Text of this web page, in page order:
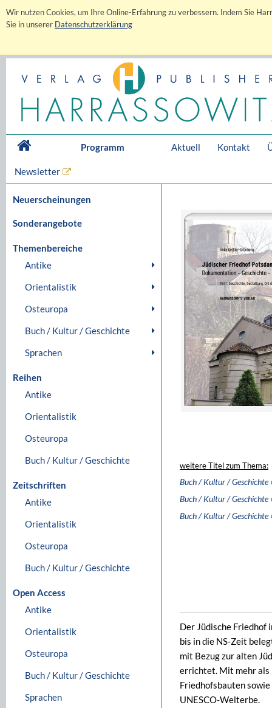
Wir nutzen Cookies, um Ihre Online-Erfahrung zu verbessern. Indem Sie
Sie in unserer Datenschutzerklärung
Programm Aktuell Kontakt
Newsletter
Neuerscheinungen
Sonderangebote
Themenbereiche
Antike
Orientalistik
Osteuropa
Buch / Kultur / Geschichte
Sprachen
Reihen
Antike
Orientalistik
Osteuropa
Buch / Kultur / Geschichte
Zeitschriften
Antike
Orientalistik
Osteuropa
Buch / Kultur / Geschichte
Open Access
Antike
Orientalistik
Osteuropa
Buch / Kultur / Geschichte
Sprachen
weitere Titel zum Thema:
Buch / Kultur / Geschichte
Buch / Kultur / Geschichte
Buch / Kultur / Geschichte
Der Jüdische Friedhof
bis in die NS-Zeit
mit Bezug zur alten
errichtet. Mit mehr als
Friedhofsbauten
UNESCO-Welterbe.